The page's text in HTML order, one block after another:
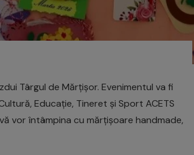
Târgul de Mărțișor. Evenimentul va fi
Educație, Tineret și Sport ACETS
vor întâmpina cu mărțișoare handmade,